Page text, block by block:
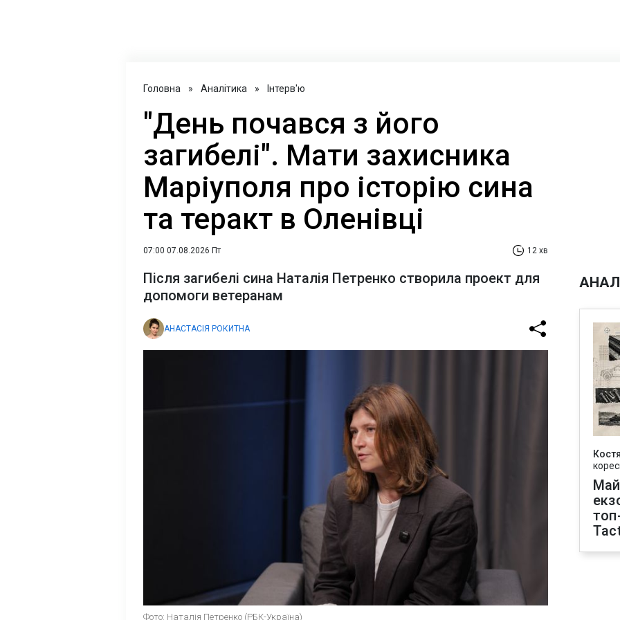
Головна » Аналітика » Інтерв'ю
"День почався з його
загибелі". Мати захисника
Маріуполя про історію сина
та теракт в Оленівці
07:00 07.08.2026 Пт 12 хв
Після загибелі сина Наталія Петренко створила проект для
допомоги ветеранам
АНАСТАСІЯ РОКИТНА
Фото: Наталія Петренко (РБК-Україна)